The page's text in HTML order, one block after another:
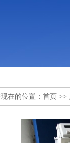
在的位置： 首页 >>